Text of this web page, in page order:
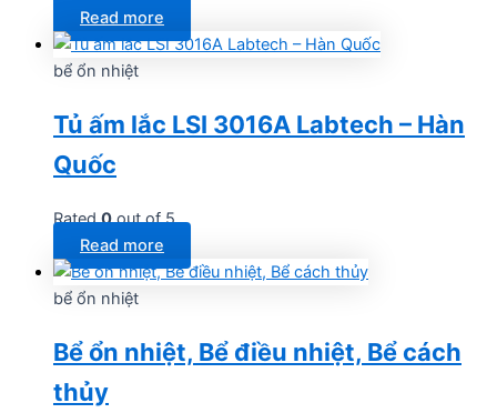
Read more
bể ổn nhiệt
Tủ ấm lắc LSI 3016A Labtech – Hàn
Quốc
Rated0out of 5
Read more
bể ổn nhiệt
Bể ổn nhiệt, Bể điều nhiệt, Bể cách
thủy